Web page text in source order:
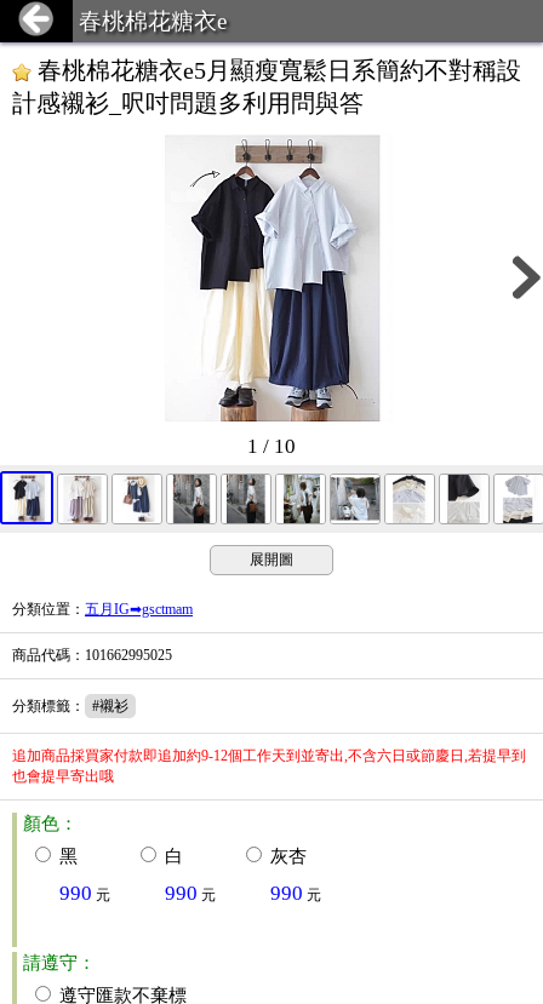
春桃棉花糖衣e
春桃棉花糖衣e5月顯瘦寬鬆日系簡約不對稱設
計感襯衫_呎吋問題多利用問與答
1 / 10
展開圖
分類位置 ： 五月IG➡gsctmam
商品代碼 ：101662995025
分類標籤 ： #襯衫
追加商品採買家付款即追加約9-12個工作天到並寄出,不含六日或節慶日,若提早到
也會提早寄出哦
顏色：
黑
990 元
白
990 元
灰杏
990 元
請遵守：
遵守匯款不棄標